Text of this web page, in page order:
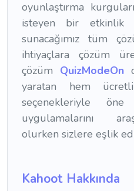
oyunlaştırma
isteyen bir etkinlik
sunacağımız tüm
ihtiyaçlara çözüm
çözüm QuizModeOn
yaratan hem
seçenekleriyle öne
uygulamalarını
olurken sizlere eşlik
Kahoot Hakkında